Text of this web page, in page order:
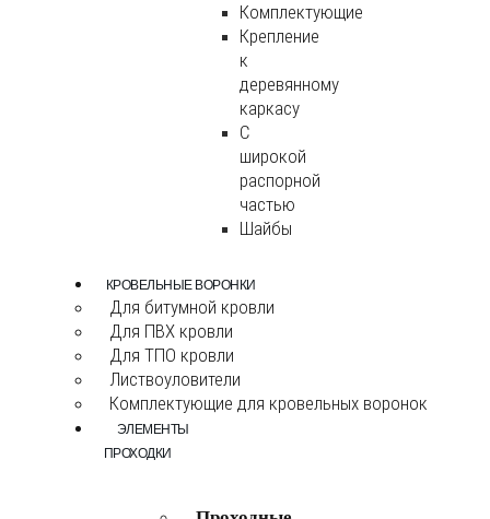
Комплектующие
Крепление
к
деревянному
каркасу
С
широкой
распорной
частью
Шайбы
КРОВЕЛЬНЫЕ ВОРОНКИ
Для битумной кровли
Для ПВХ кровли
Для ТПО кровли
Листвоуловители
Комплектующие для кровельных воронок
ЭЛЕМЕНТЫ
ПРОХОДКИ